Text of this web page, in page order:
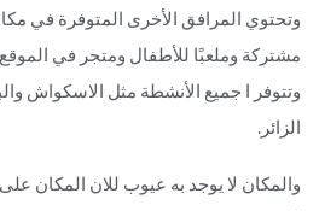
وتحتوي المرافق الأخرى المتوفرة في
مشتركة وملعبًا للأطفال ومتجر في الموقع
وتتوفر ا جميع الأنشطة مثل الاسكواش
الزائر.
والمكان لا يوجد به عيوب للان المكان